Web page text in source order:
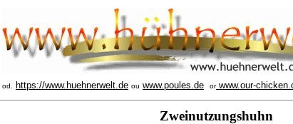
od. https://www.huehnerwelt.de ou www.poules.de orwww.our-
Zweinutzungshuhn